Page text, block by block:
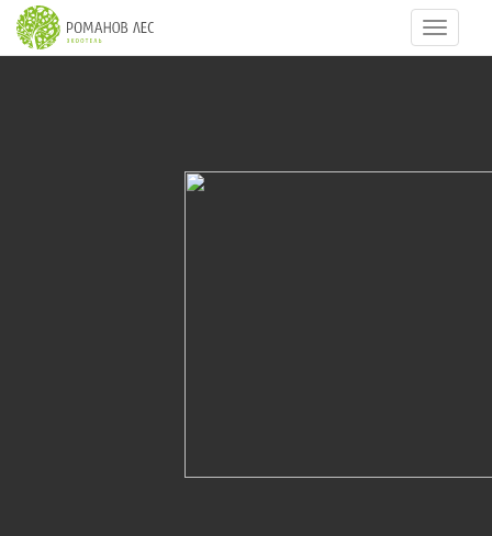
Ресторан Романовский в экоотеле Романов лес.
из 14